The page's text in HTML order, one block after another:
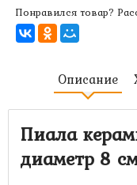
Понравился товар?
Описание
Пиала
диаметр 8